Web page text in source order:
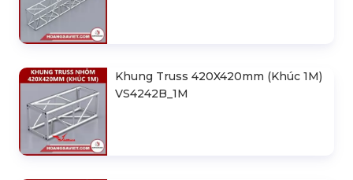
Khung Truss 420X420mm (Khúc 1M)
VS4242B_1M